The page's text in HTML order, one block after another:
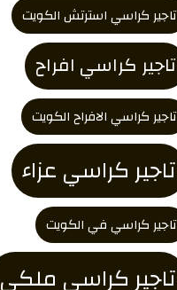
تاجير كراسي استرتش الكويت
تاجير كراسي افراح
تاجير كراسي الافراح الكويت
تاجير كراسي عزاء
تاجير كراسي في الكويت
تاجير كراسي ملكي